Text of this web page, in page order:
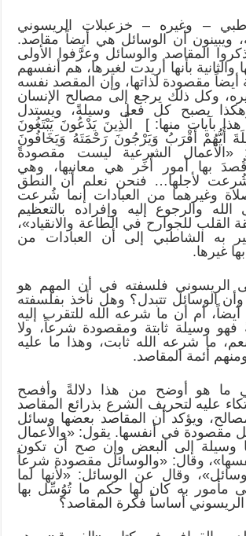
– وغيره – خزعبلات الريسوني
أن الوسائل هي أيضاً مقاصد.
المقاصد والوسائل وعرَّفوا الأولى
والثانية بأنها أريدت لغيرها، هم أنفسهم
أيضاً مقصودة لذاتها، وإن المقصد نفسه
وكل ذلك يرجع إلى مصالح الإنسان
يصبح كل فعل وسيلةً، ويستدل
بآيات منها: ] الَّذِينَ يَدْعُونَ يَبْتَغُونَ
أَيُّهُمْ أَقْرَبُ وَيَرْجُونَ رَحْمَتَهُ وَيَخَافُونَ
«الأعمال الشرعية ليست مقصودةً
قُصدَ بها أمور أُخَر هي معانيها، وهي
شُرعت لأجلها… فنحن نعلم أن النطق
وغيرهما من العبادات إنما شُرعت
الله والرجوع إليه وإفراده بالتعظيم
القلب للجوارح في الطاعة والانقياد»،
به الشاطبي إلى أن العبادات من
غيرها.
الريسوني فلسفته في أن المهم هو
وأن الوسائل تتبدل؟ وهل نأخذ بفلسفته
أيضاً، أم أن ما شرعه الله للتقرب إليه
وسيلة ثابتة ومقصودة شرعاً، ولا
ما شرعه الله ثابت، وهذا ما عليه
أئمة المقاصد.
ما هو أوضح من هذا دلالةً وأفصح
عليه لتحريف الشرع بذرائع المقاصد
ويؤكد أن المقاصد بعضها وسائل
مقصودة في أنفسها. يقول: «والأعمال
وسيلة إلى البعض وإن صح أن تكون
وقال: «والوسائل مقصودة شرعاً
وقال عن الوسائل: «لأنها لما
مأمور به كان لها حكم ما تُوُسِّل بها
أساساً فكرة المقاصد؟